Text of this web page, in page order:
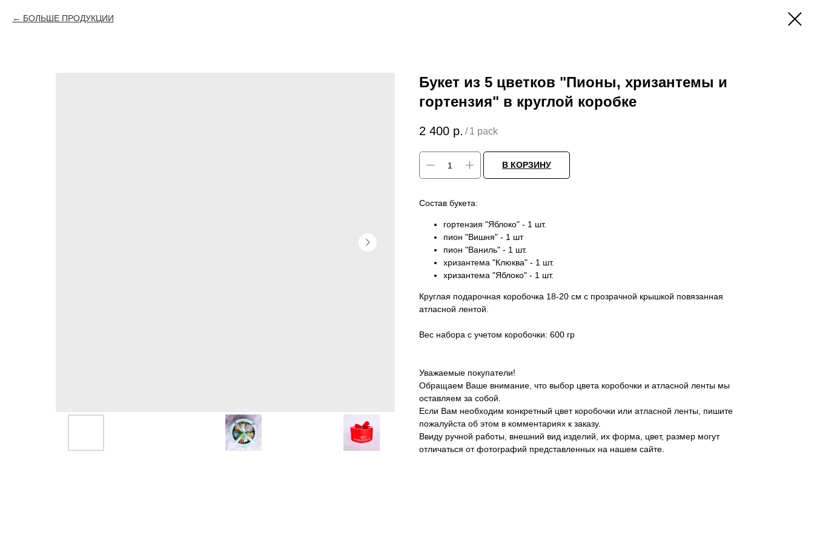
БОЛЬШЕ ПРОДУКЦИИ
Букет из 5 цветков "Пионы, хризантемы и
гортензия" в круглой коробке
2 400 р. / 1 pack
В КОРЗИНУ
Состав букета:
гортензия "Яблоко" - 1 шт.
пион "Вишня" - 1 шт
пион "Ваниль" - 1 шт.
хризантема "Клюква" - 1 шт.
хризантема "Яблоко" - 1 шт.
Круглая подарочная коробочка 18-20 см с прозрачной крышкой повязанная
атласной лентой.
Вес набора с учетом коробочки: 600 гр
Уважаемые покупатели!
Обращаем Ваше внимание, что выбор цвета коробочки и атласной ленты мы
оставляем за собой.
Если Вам необходим конкретный цвет коробочки или атласной ленты, пишите
пожалуйста об этом в комментариях к заказу.
Ввиду ручной работы, внешний вид изделий, их форма, цвет, размер могут
отличаться от фотографий представленных на нашем сайте.